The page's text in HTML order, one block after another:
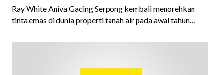
Ray White Aniva Gading Serpong kembali menorehkan
tinta emas di dunia properti tanah air pada awal tahun